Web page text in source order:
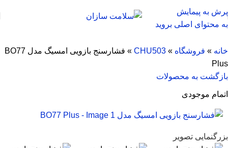
پرش به پیمایش
به محتوای اصلی بروید
خانه » فروشگاه »
CHU503
»
فشارسنج بازویی امسیگ مدل BO77
Plus
بازگشت به محصولات
اتمام موجودی
بزرگنمایی تصویر